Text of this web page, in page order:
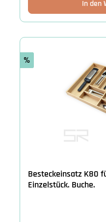
In den
%
Besteckeinsatz K80
Einzelstück. Buche.